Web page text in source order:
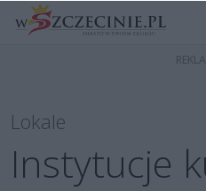
Lokale
Instytucje